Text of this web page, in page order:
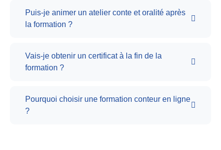
Puis-je animer un atelier conte et oralité après
la formation ?
Vais-je obtenir un certificat à la fin de la
formation ?
Pourquoi choisir une formation conteur en ligne
?